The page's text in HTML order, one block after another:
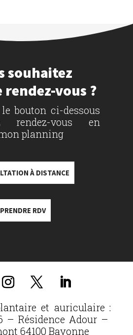
souhaitez
vous ?
bouton ci-dessous
rendez-vous en
planning
À DISTANCE
PRENDRE RDV
et auriculaire :
– Résidence Adour –
64100 Bayonne